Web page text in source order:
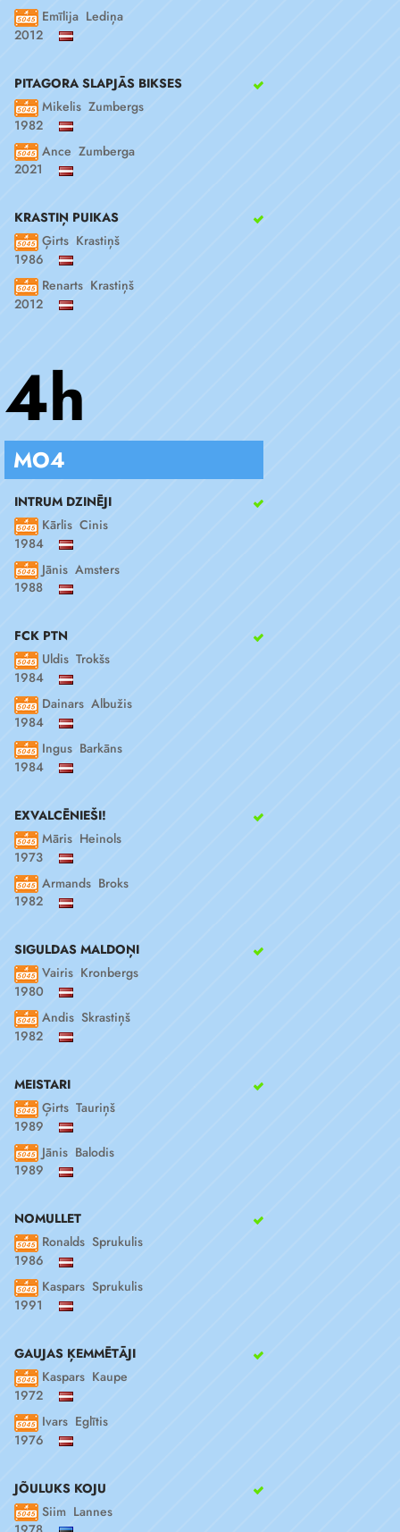
Emīlija Lediņa
2012
PITAGORA SLAPJĀS BIKSES
Mikelis Zumbergs
1982
Ance Zumberga
2021
KRASTIŅ PUIKAS
Ģirts Krastiņš
1986
Renarts Krastiņš
2012
4h
MO4
INTRUM DZINĒJI
Kārlis Cinis
1984
Jānis Amsters
1988
FCK PTN
Uldis Trokšs
1984
Dainars Albužis
1984
Ingus Barkāns
1984
EXVALCĒNIEŠI!
Māris Heinols
1973
Armands Broks
1982
SIGULDAS MALDOŅI
Vairis Kronbergs
1980
Andis Skrastiņš
1982
MEISTARI
Ģirts Tauriņš
1989
Jānis Balodis
1989
NOMULLET
Ronalds Sprukulis
1986
Kaspars Sprukulis
1991
GAUJAS ĶEMMĒTĀJI
Kaspars Kaupe
1972
Ivars Eglītis
1976
JÕULUKS KOJU
Siim Lannes